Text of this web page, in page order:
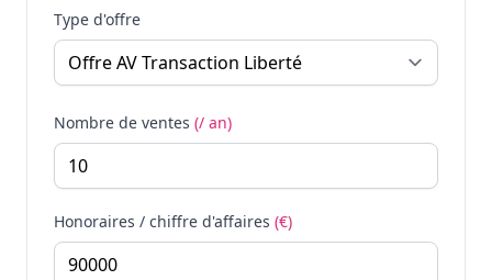
Type d'offre
Nombre de ventes (/ an)
Honoraires / chiffre d'affaires (€)